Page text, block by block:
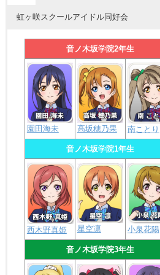
虹ヶ咲スクールアイドル同好会
音ノ木坂学院2年生
園田海未 高坂穂乃果 南ことり
音ノ木坂学院1年生
西木野真姫 星空凛 小泉花陽
音ノ木坂学院3年生